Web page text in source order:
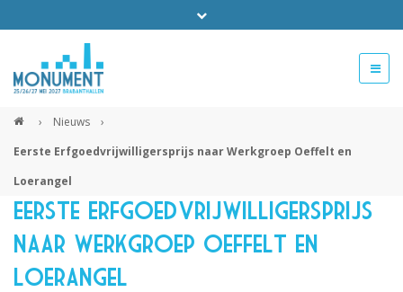
Exposanten login
› Nieuws
›
Eerste Erfgoedvrijwilligersprijs naar Werkgroep Oeffelt en
Loerangel
Eerste Erfgoedvrijwilligersprijs
naar Werkgroep Oeffelt en
Loerangel